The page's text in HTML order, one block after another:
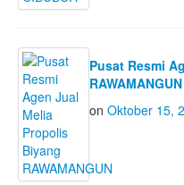
Pusat Resmi
RAWAMANGUN
on Oktober 15,